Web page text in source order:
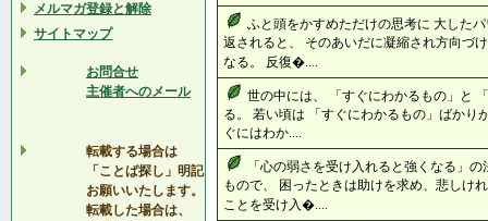
メルマガ登録と解除
サイトマップ
お問合せ
主催者へのメール
転載する場合は
「ことば探し」明記
お願いいたします。
転載した場合は、
ふと頭をかすめただけの思考に 大した
返されると、 そのあいだに凝縮され方向づ
なる。 反復�....
世の中には、 「すぐにわかるもの」と
る。 若い頃は 「すぐにわかるもの」ばかり
ぐにはわか....
「心の弱さを受け入れると強くなる」
もので、 困ったときは助けを求め、悲しけ
ことを受け入�....